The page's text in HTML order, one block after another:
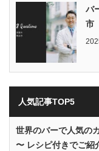
バ
市
人気記事TOP5
世界のバーで人気の
〜 レシピ付きでご紹